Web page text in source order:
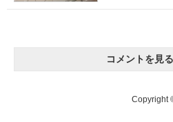
コメントを見
Copyright